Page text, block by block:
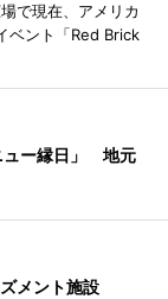
で現在、アメリカ
ベント「Red Brick
ュー縁日」 地元
メント施設